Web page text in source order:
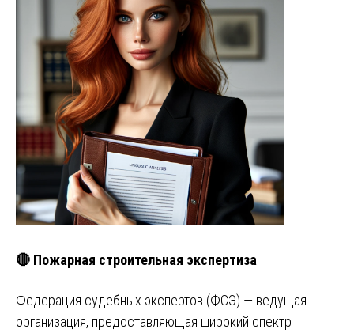
🔴 Пожарная строительная экспертиза
Федерация судебных экспертов (ФСЭ) — ведущая
организация, предоставляющая широкий спектр